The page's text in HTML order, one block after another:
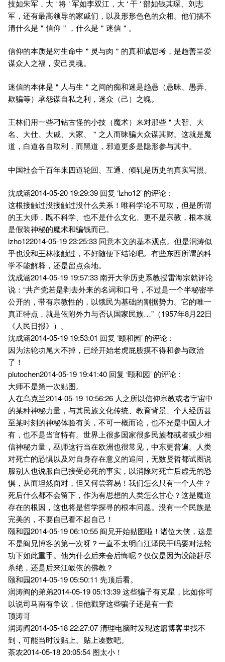
技如朱军，大 ‘ 将 ‘ 军如李双江，大 ‘ 干 ‘ 部如钱其琛、刘志
军，还有最高领导的家戚们，以及形形色色的众相。他们搞不
清什么是＂信仰＂，什么是＂迷信＂。
信仰的本质是对生命中＂灵与肉＂的真和诚思考，是趋善呈爱
谋众人之福，安己灵魂。
迷信的本体是＂人与生＂之间的痴和迷是趋愚（愚昧、愚弄、
欺骗等）承怨谋自私之利，迷众（己）之魄。
王林们用一些刁钻古怪的小技（魔术）来对那些＂大智、大
名、大仕、大戚、大家、＂之人而昧骗大众谋其财。这就是魔
道，白道各自取利，而黑道，邪道更多是隐形参与其中。
中国社会千百年来四道轮回、互通、倾轧是历史的真实写照。
沈成涵2014-05-20 19:29:39 回复 ‘lzho12’ 的评论 :
这根接触过没接触过没什么关系！唯科学论不可取，但是所谓
的王大师，既不科学、也不是什么文化、更不是宗教，根本就
是假装神秘的魔术和骗钱而已。
lzho122014-05-19 23:25:33 同意本文的基本观点。但是润涛似
乎也没和王林接触过，不好随便下结论吧。有些东西所谓的科
学不能解释，还是留点余地。
沈成涵2014-05-19 19:57:33 南开大学历史系教授雷海宗就评论
说：“共产党若是剥去外来的名词和口号，不过是一个半秘密半
公开的，带有宗教性的，以饿民为基础的割据势力。它的唯一
真正特点，就是依附外力与否认国家民族…”（1957年8月22日
《人民日报》）。
沈成涵2014-05-19 19:53:01 回复 ‘颐和园’ 的评论 :
因为法轮功尾大不掉，已经开始老虎屁股摸不得和参与政治
了！
plutochen2014-05-19 19:41:40 回复 ‘颐和园’ 的评论 :
大师不是第一次贴图。
人在乌克兰2014-05-19 10:56:26 人之所以信仰宗教或者宇宙中
的某种神秘力量，与其民族文化传统、教育背景、个人经历甚
至某时刻的神秘体验有关，不可一概而论，也不光是中国人才
有，也不是当官特有。世界上很多国家很多民族都或者或少相
信神秘力量，巫师这行当在欧洲也很常见，中东更普遍。人类
对死亡的恐惧以及对自身存在意义的追问，无数贤哲都试图说
服别人也说服自已接受必死的事实，以消除对死亡后虚无的恐
惧，从而坦然面对，但又何尝容易！我们怎么只有一个人生？
死后什么都不会留下，作为有思想的人类怎么甘心？这是魔道
存在的根因，这也将是哲学探寻的根本问题。没有一个民族是
完美的，不要自已看不起自己！
颐和园2014-05-19 06:10:55 阎兄开始贴图啦！诸位大侠，这是
不是阎兄博客的第一次呀？一直不太明白江泽民干吗要对法轮
功下如此重手。他为什么后来会后悔呢？仅仅是因为没能赶尽
杀绝，还是后来江皈依的佛教？
颐和园2014-05-19 05:50:11 先顶后看。
润涛阎的弟弟2014-05-19 05:13:39 这些骗子有克星，比如你可
以说司马南有争议，但他戳穿这些骗子还是有一套
顶涛哥
润涛阎2014-05-18 22:27:07 清理电脑时发现这篇博客里找不
到，可能当时没贴上。贴上凑数吧。
茶农2014-05-18 20:05:54 图太小！